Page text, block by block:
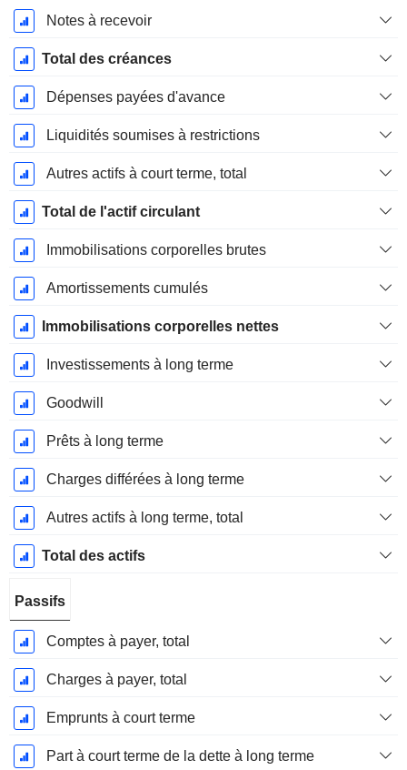
Notes à recevoir
Total des créances
Dépenses payées d'avance
Liquidités soumises à restrictions
Autres actifs à court terme, total
Total de l'actif circulant
Immobilisations corporelles brutes
Amortissements cumulés
Immobilisations corporelles nettes
Investissements à long terme
Goodwill
Prêts à long terme
Charges différées à long terme
Autres actifs à long terme, total
Total des actifs
Passifs
Comptes à payer, total
Charges à payer, total
Emprunts à court terme
Part à court terme de la dette à long terme